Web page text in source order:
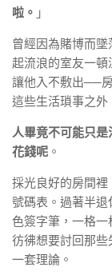
啦。 」
曾經因為賭博而
起流浪的室友一
讓他入不敷出──
這些生活瑣事之外
人畢竟不可能只
花錢呢 。
採光良好的房間裡
號碼表。過著半
色簽字筆，一格一
彷彿想要討回那
一套理論。